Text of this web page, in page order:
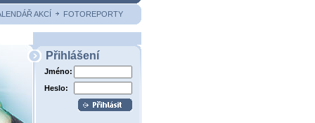
AKCÍ FOTOREPORTY
Přihlášení
Jméno:
Heslo: